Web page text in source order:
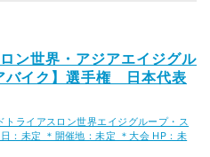
ン世界・アジアエイジグル
バイク】選手権 日本代表
トライアスロン世界エイジグループ・ス
：未定 ＊開催地：未定 ＊大会 HP：未